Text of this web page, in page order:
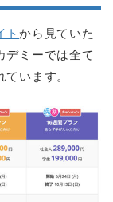
トから見ていた
デミーでは全て
ています。